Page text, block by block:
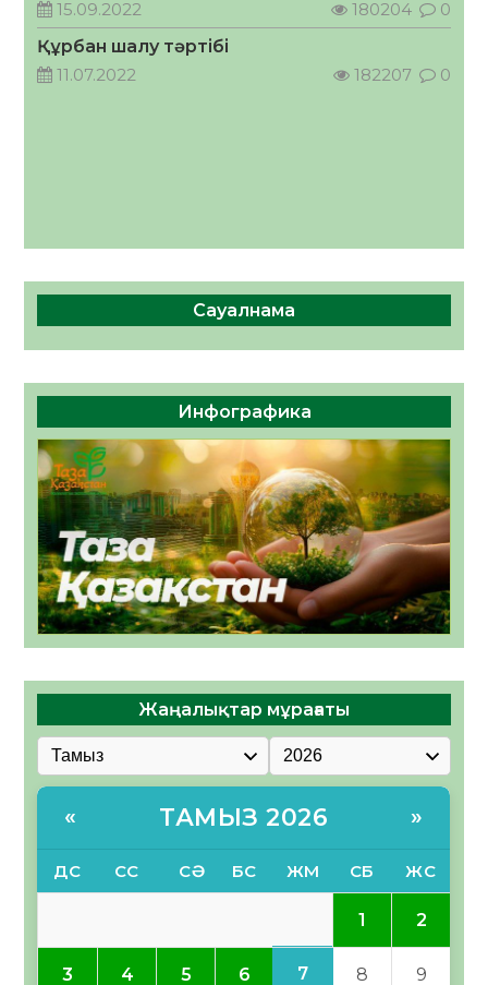
ҚОСЫЛҒАН ҮЛЕС
05.08.2026
15.09.2022 180204
0
Құрбан шалу тәртібі
11.07.2022
182207 0
Сауалнама
Инфографика
Жаңалықтар мұрағаты
« ТАМЫЗ 2026 »
ДС СС СӘ БС ЖМ СБ ЖС
1 2
3 4 5 6 7 8 9